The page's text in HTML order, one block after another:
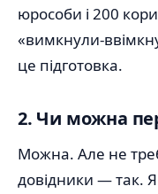
юрособи і 200
«вимкнули-
це підготовка.
2. Чи можна
Можна. Але не
довідники — так.